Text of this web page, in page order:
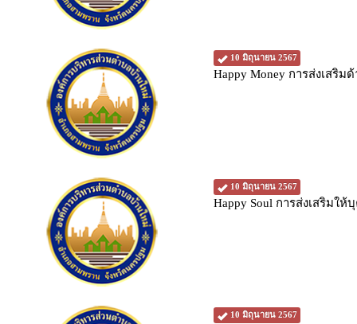
10 มิถุนายน 2567
Happy Money การส่งเสริ
10 มิถุนายน 2567
Happy Soul การส่งเสริมใ
10 มิถุนายน 2567